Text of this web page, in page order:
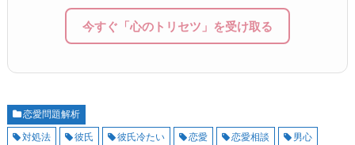
今すぐ「心のトリセツ」を受け取る
恋愛問題解析
対処法
彼氏 彼氏冷たい 恋愛 恋愛相談
男心